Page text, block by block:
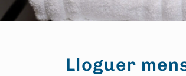
Lloguer